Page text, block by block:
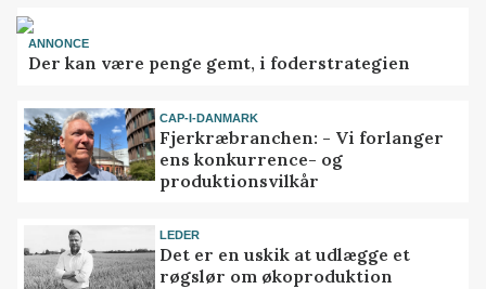
ANNONCE
Der kan være penge gemt, i foderstrategien
CAP-I-DANMARK
Fjerkræbranchen: - Vi forlanger
ens konkurrence- og
produktionsvilkår
LEDER
Det er en uskik at udlægge et
røgslør om økoproduktion